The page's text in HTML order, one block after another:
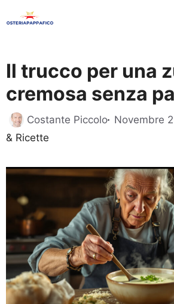
al
Il trucco per una
cremosa senza
Costante Piccolo Novembre
& Ricette